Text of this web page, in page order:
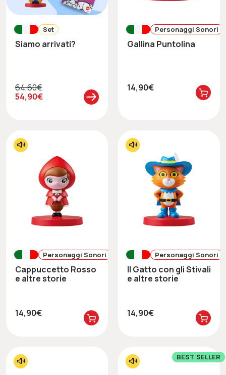
Set
Siamo arrivati?
54,90€
64,60€
Personaggi Sonori
Gallina Puntolina
14,90€
Personaggi Sonori
Cappuccetto Rosso
e altre storie
14,90€
Personaggi Sonori
Il Gatto con gli Stivali
e altre storie
14,90€
BEST SELLER